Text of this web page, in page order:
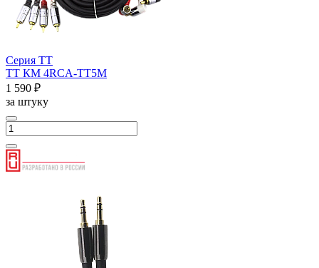
Серия ТТ
ТТ КМ 4RCA-ТТ5М
1 590 ₽
за штуку